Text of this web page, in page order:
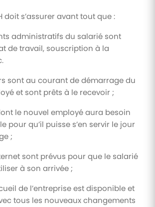
doit s’assurer avant tout que :
administratifs du salarié sont
de travail, souscription à la
sont au courant de démarrage du
et sont prêts à le recevoir ;
le nouvel employé aura besoin
pour qu’il puisse s’en servir le jour
;
sont prévus pour que le salarié
à son arrivée ;
de l’entreprise est disponible et
tous les nouveaux changements